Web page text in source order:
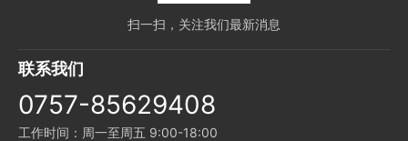
扫一扫，关注我们最新消息
联系我们
0757-85629408
工作时间：周一至周五 9:00-18:00